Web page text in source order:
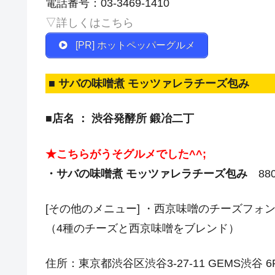
電話番号：03-3469-1410
▽詳しくはこちら
[PR] ホットペッパーグルメ
■ サバの味噌煮 モッツァレラチーズ包み
■店名 ： 渋谷発酵所 鍛冶二丁
★こちらがうそグルメでした^^;
・サバの味噌煮 モッツァレラチーズ包み
[その他のメニュー] ・西京味噌のチーズフォ
（4種のチーズと西京味噌をブレンド）
住所：東京都渋谷区渋谷3-27-11 GEMS渋谷